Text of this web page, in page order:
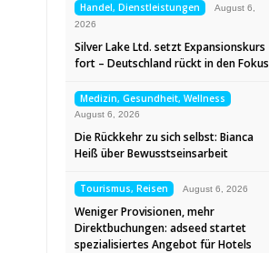
Handel, Dienstleistungen
August 6,
2026
Silver Lake Ltd. setzt Expansionskurs
fort – Deutschland rückt in den Fokus
Medizin, Gesundheit, Wellness
August 6, 2026
Die Rückkehr zu sich selbst: Bianca
Heiß über Bewusstseinsarbeit
Tourismus, Reisen August 6, 2026
Weniger Provisionen, mehr
Direktbuchungen: adseed startet
spezialisiertes Angebot für Hotels